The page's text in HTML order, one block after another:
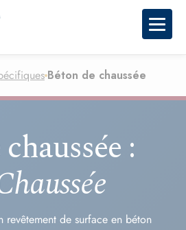
Béton de chaussée
:
revêtement de surface en béton